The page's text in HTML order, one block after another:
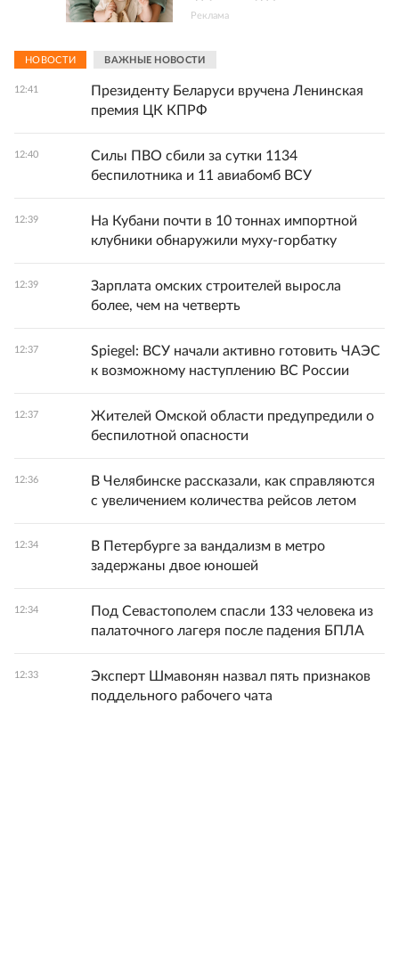
Реклама
НОВОСТИ ВАЖНЫЕ НОВОСТИ
12:41
Президенту Беларуси вручена Ленинская
премия ЦК КПРФ
12:40
Силы ПВО сбили за сутки 1134
беспилотника и 11 авиабомб ВСУ
12:39
На Кубани почти в 10 тоннах импортной
клубники обнаружили муху‑горбатку
12:39
Зарплата омских строителей выросла
более, чем на четверть
12:37
Spiegel: ВСУ начали активно готовить ЧАЭС
к возможному наступлению ВС России
12:37
Жителей Омской области предупредили о
беспилотной опасности
12:36
В Челябинске рассказали, как справляются
с увеличением количества рейсов летом
12:34
В Петербурге за вандализм в метро
задержаны двое юношей
12:34
Под Севастополем спасли 133 человека из
палаточного лагеря после падения БПЛА
12:33
Эксперт Шмавонян назвал пять признаков
поддельного рабочего чата